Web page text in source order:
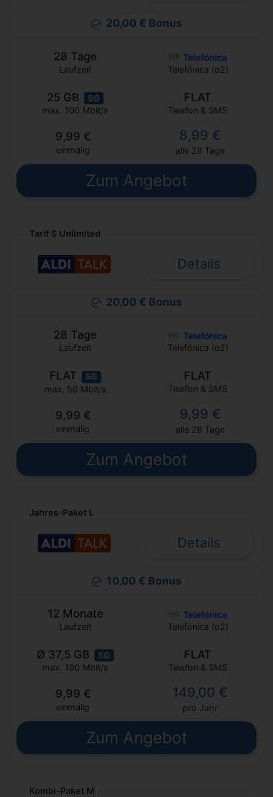
20,00 € Bonus
28 Tage
Laufzeit Telefónica (o2)
25 GB 5G
max. 100 Mbit/s
FLAT
Telefon & SMS
9,99 €
einmalig
8,99 €
alle 28 Tage
Zum Angebot
Tarif S Unlimited
Details
20,00 € Bonus
28 Tage
Laufzeit Telefónica (o2)
FLAT 5G
max. 50 Mbit/s
FLAT
Telefon & SMS
9,99 €
einmalig
9,99 €
alle 28 Tage
Zum Angebot
Jahres-Paket L
Details
10,00 € Bonus
12 Monate
Laufzeit Telefónica (o2)
Ø 37,5 GB 5G
max. 100 Mbit/s
FLAT
Telefon & SMS
9,99 €
einmalig
149,00 €
pro Jahr
Zum Angebot
Kombi-Paket M